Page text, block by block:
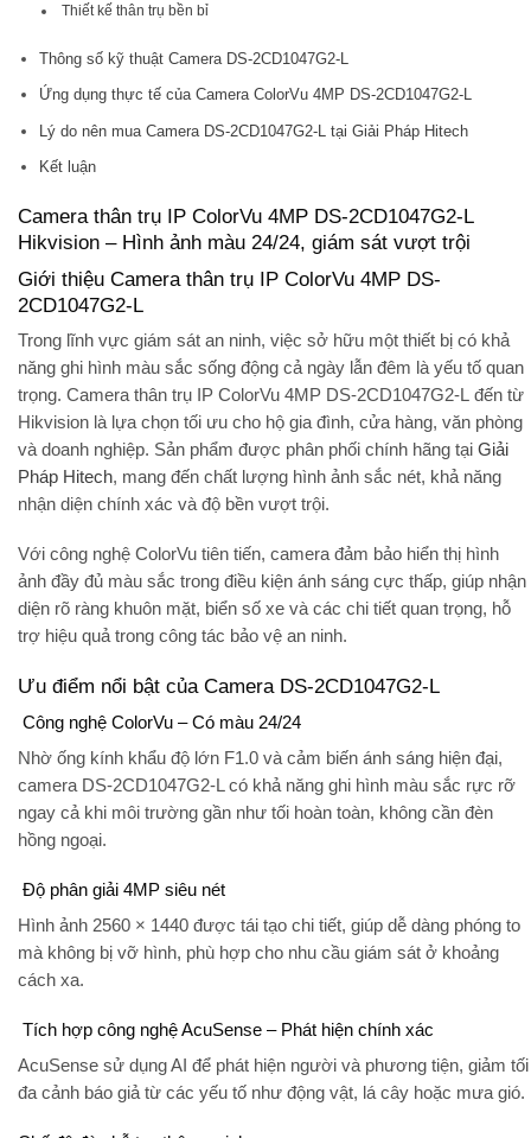
Thiết kế thân trụ bền bỉ
Thông số kỹ thuật Camera DS-2CD1047G2-L
Ứng dụng thực tế của Camera ColorVu 4MP DS-2CD1047G2-L
Lý do nên mua Camera DS-2CD1047G2-L tại Giải Pháp Hitech
Kết luận
Camera thân trụ IP ColorVu 4MP DS-2CD1047G2-L
Hikvision – Hình ảnh màu 24/24, giám sát vượt trội
Giới thiệu Camera thân trụ IP ColorVu 4MP DS-
2CD1047G2-L
Trong lĩnh vực giám sát an ninh, việc sở hữu một thiết bị có khả
năng ghi hình màu sắc sống động cả ngày lẫn đêm là yếu tố quan
trọng. Camera thân trụ IP ColorVu 4MP DS-2CD1047G2-L đến từ
Hikvision là lựa chọn tối ưu cho hộ gia đình, cửa hàng, văn phòng
và doanh nghiệp. Sản phẩm được phân phối chính hãng tại Giải
Pháp Hitech, mang đến chất lượng hình ảnh sắc nét, khả năng
nhận diện chính xác và độ bền vượt trội.
Với công nghệ ColorVu tiên tiến, camera đảm bảo hiển thị hình
ảnh đầy đủ màu sắc trong điều kiện ánh sáng cực thấp, giúp nhận
diện rõ ràng khuôn mặt, biển số xe và các chi tiết quan trọng, hỗ
trợ hiệu quả trong công tác bảo vệ an ninh.
Ưu điểm nổi bật của Camera DS-2CD1047G2-L
Công nghệ ColorVu – Có màu 24/24
Nhờ ống kính khẩu độ lớn F1.0 và cảm biến ánh sáng hiện đại,
camera DS-2CD1047G2-L có khả năng ghi hình màu sắc rực rỡ
ngay cả khi môi trường gần như tối hoàn toàn, không cần đèn
hồng ngoại.
Độ phân giải 4MP siêu nét
Hình ảnh 2560 × 1440 được tái tạo chi tiết, giúp dễ dàng phóng to
mà không bị vỡ hình, phù hợp cho nhu cầu giám sát ở khoảng
cách xa.
Tích hợp công nghệ AcuSense – Phát hiện chính xác
AcuSense sử dụng AI để phát hiện người và phương tiện, giảm tối
đa cảnh báo giả từ các yếu tố như động vật, lá cây hoặc mưa gió.